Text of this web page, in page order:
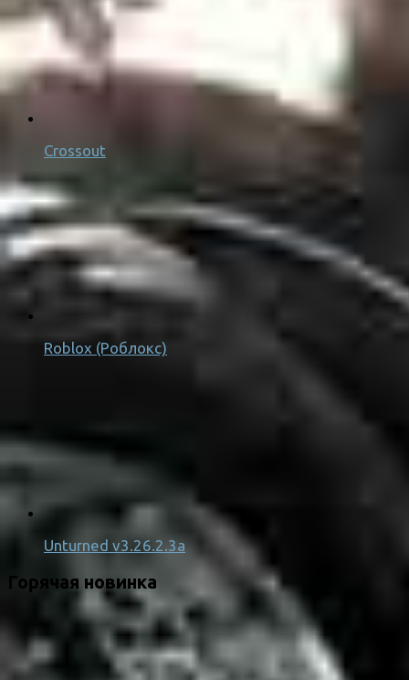
Crossout
Roblox (Роблокс)
Unturned v3.26.2.3a
Горячая новинка